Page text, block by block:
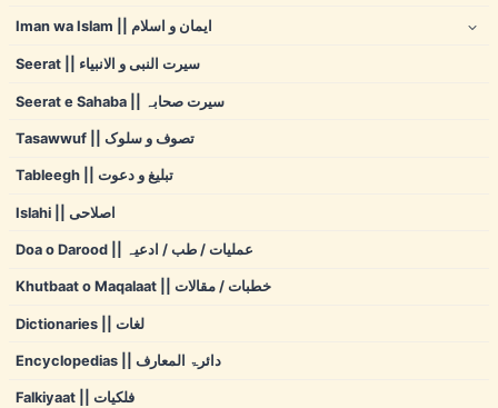
Iman wa Islam || ایمان و اسلام
Seerat || سیرت النبی و الانبیاء
Seerat e Sahaba || سیرت صحابہ
Tasawwuf || تصوف و سلوک
Tableegh || تبلیغ و دعوت
Islahi || اصلاحی
Doa o Darood || عملیات / طب / ادعیہ
Khutbaat o Maqalaat || خطبات / مقالات
Dictionaries || لغات
Encyclopedias || دائرۃ المعارف
Falkiyaat || فلکیات